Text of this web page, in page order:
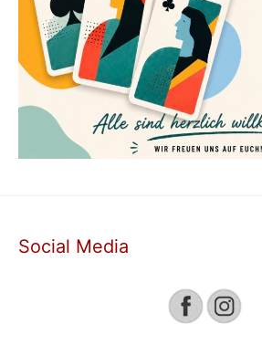
Social Media